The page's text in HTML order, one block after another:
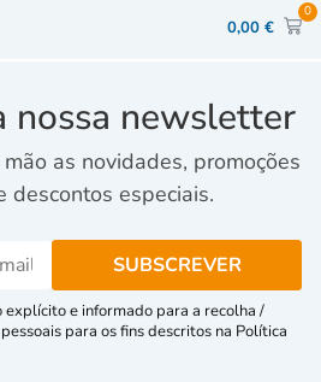
0,00 €
0
nossa newsletter
as novidades, promoções
descontos especiais.
explícito e informado para a recolha /
para os fins descritos na Política